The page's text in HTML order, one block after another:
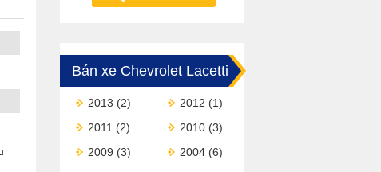
Bán xe Chevrolet Lacetti
2013 (2) 2012 (1)
2011 (2) 2010 (3)
2009 (3) 2004 (6)